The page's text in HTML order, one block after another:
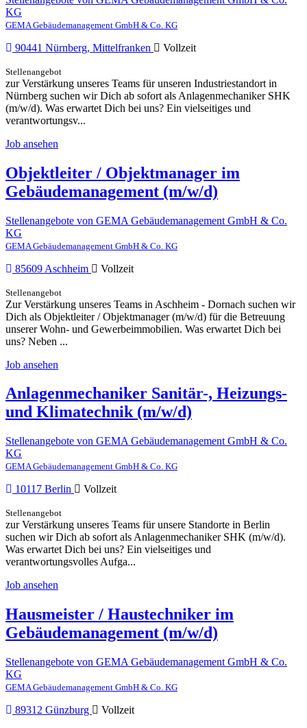
KG
GEMA Gebäudemanagement GmbH & Co. KG
90441 Nürnberg, Mittelfranken Vollzeit
Stellenangebot
zur Verstärkung unseres Teams für unseren Industriestandort in
Nürnberg suchen wir Dich ab sofort als Anlagenmechaniker SHK
(m/w/d). Was erwartet Dich bei uns? Ein vielseitiges und
verantwortungsv...
Job ansehen
Objektleiter / Objektmanager im
Gebäudemanagement (m/w/d)
Stellenangebote von GEMA Gebäudemanagement GmbH & Co.
KG
GEMA Gebäudemanagement GmbH & Co. KG
85609 Aschheim Vollzeit
Stellenangebot
Zur Verstärkung unseres Teams in Aschheim - Dornach suchen wir
Dich als Objektleiter / Objektmanager (m/w/d) für die Betreuung
unserer Wohn- und Gewerbeimmobilien. Was erwartet Dich bei
uns? Neben ...
Job ansehen
Anlagenmechaniker Sanitär-, Heizungs-
und Klimatechnik (m/w/d)
Stellenangebote von GEMA Gebäudemanagement GmbH & Co.
KG
GEMA Gebäudemanagement GmbH & Co. KG
10117 Berlin Vollzeit
Stellenangebot
zur Verstärkung unseres Teams für unsere Standorte in Berlin
suchen wir Dich ab sofort als Anlagenmechaniker SHK (m/w/d).
Was erwartet Dich bei uns? Ein vielseitiges und
verantwortungsvolles Aufga...
Job ansehen
Hausmeister / Haustechniker im
Gebäudemanagement (m/w/d)
Stellenangebote von GEMA Gebäudemanagement GmbH & Co.
KG
GEMA Gebäudemanagement GmbH & Co. KG
89312 Günzburg Vollzeit